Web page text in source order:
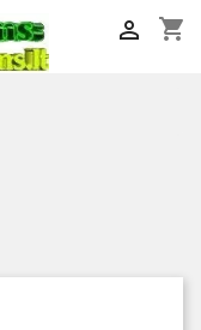
shopping_cart
